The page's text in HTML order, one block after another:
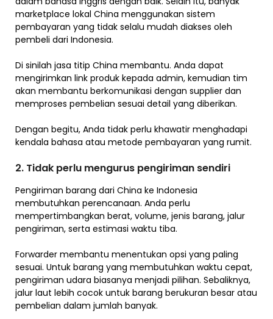
marketplace lokal China menggunakan sistem
pembayaran yang tidak selalu mudah diakses oleh
pembeli dari Indonesia.
Di sinilah jasa titip China membantu. Anda dapat
mengirimkan link produk kepada admin, kemudian tim
akan membantu berkomunikasi dengan supplier dan
memproses pembelian sesuai detail yang diberikan.
Dengan begitu, Anda tidak perlu khawatir menghadapi
kendala bahasa atau metode pembayaran yang rumit.
2. Tidak perlu mengurus pengiriman sendiri
Pengiriman barang dari China ke Indonesia
membutuhkan perencanaan. Anda perlu
mempertimbangkan berat, volume, jenis barang, jalur
pengiriman, serta estimasi waktu tiba.
Forwarder membantu menentukan opsi yang paling
sesuai. Untuk barang yang membutuhkan waktu cepat,
pengiriman udara biasanya menjadi pilihan. Sebaliknya,
jalur laut lebih cocok untuk barang berukuran besar atau
pembelian dalam jumlah banyak.